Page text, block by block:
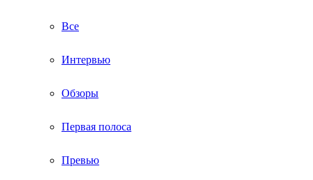
Все
Интервью
Обзоры
Первая полоса
Превью